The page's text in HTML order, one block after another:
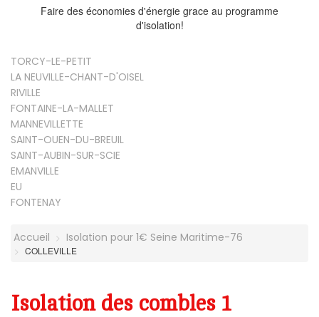
Faire des économies d'énergie grace au programme
d'isolation!
TORCY-LE-PETIT
LA NEUVILLE-CHANT-D'OISEL
RIVILLE
FONTAINE-LA-MALLET
MANNEVILLETTE
SAINT-OUEN-DU-BREUIL
SAINT-AUBIN-SUR-SCIE
EMANVILLE
EU
FONTENAY
Accueil Isolation pour 1€ Seine Maritime-76
COLLEVILLE
Isolation des combles 1